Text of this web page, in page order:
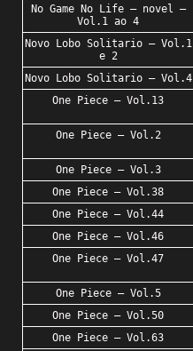
No Game No Life – novel –
Vol.1 ao 4
Novo Lobo Solitario – Vol.1
e 2
Novo Lobo Solitario – Vol.4
One Piece – Vol.13
One Piece – Vol.2
One Piece – Vol.3
One Piece – Vol.38
One Piece – Vol.44
One Piece – Vol.46
One Piece – Vol.47
One Piece – Vol.5
One Piece – Vol.50
One Piece – Vol.63